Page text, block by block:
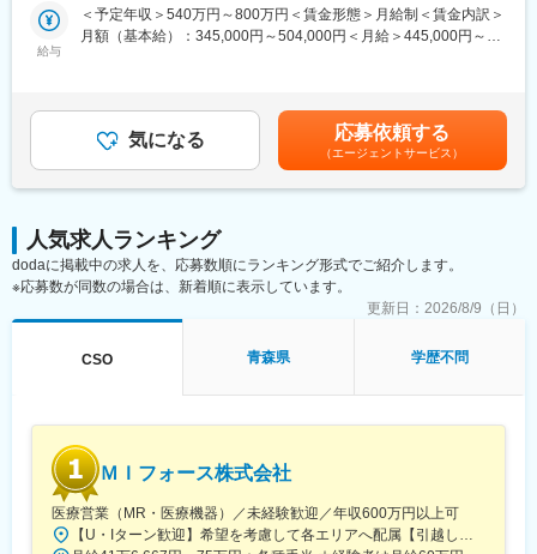
用情報を収集を行っていただきます。
・新薬のプロモーション
※プロジェクトマネージャー、スーパーバイザー(SV)より、日々の
活動についてフォローを受けられる環境です。全国にSVを配置
し、素早くフォローができる体制をとっています。
■キャリアパス：コントラクトMRとしての働き方以外にも、スキ
務、あるいは本社スタッフとしてMR経験を活かした業務に就くな
どのキャリアパスもございます。
■特徴：
・製品研修（約2週間～2ヶ月、プロジェクトによる）：入社オリ
研修を受けていただきます。
けていただき、専門領域を磨いていただいたりビジネスコースに
て「医療経営士」の取得を目指していただくことも可能です。
(2)プロジェクトマネジメント体制：プロジェクトマネージャー、
スーパーバイザーが日々の活動をフォローします。定期的な連絡
や面談のほか、必要に応じて素早くバックアップに入るなど、MR
として結果を出せるように万全のサポート体制を整えています。
給与
＜予定年収＞540万円～800万円＜賃金形態＞月給制＜賃金内訳＞
月額（基本給）：345,000円～504,000円＜月給＞445,000円～
す。※その他の手当は「待遇・福利厚生」欄をご参照ください。昇
給：年1回★頑張りに応じて年収UP★赴任先の評価次第で大幅に
年収をUPできます。（年2回業績給改定）賃金はあくまでも目安
の金額であり、選考を通じて上下する可能性があります。月給(月
気になる 応募依頼する
（エージェントサービス）
人気求人ランキング
dodaに掲載中の求人を、応募数順にランキング形式でご紹介します。
※応募数が同数の場合は、新着順に表示しています。
更新日： 2026/8/9（日）
CSO 青森県 学歴不問
ＭＩフォース株式会社
医療営業（MR・医療機器）／未経験歓迎／年収600万円以上可
【U・Iターン歓迎】希望を考慮して各エリアへ配属【引越し代は会社全額負担】■本社 東京都中央区築地1-13-1 銀座松竹スクエア9F■勤務エリア：（1）北海道：北海道（2）東北：青森・秋田・岩手・山形・宮城・福島（3）関東：東京・神奈川・千葉・埼玉・茨城・栃木・群馬（4）甲信越：新潟・長野・山梨（5）東海：愛知・岐阜・三重・静岡（6）北陸：富山・石川・福井（7）近畿：大阪・京都・滋賀・奈良・和歌山・兵庫（8）中国：岡山・広島・山口・島根・鳥取（9）四国：香川・徳島・高知・愛媛（10）九州：福岡・大分・宮崎・鹿児島・熊本・佐賀・長崎・沖縄※勤務地限定～全国転勤（規定あり）の選択可能※配属エリアは希望を考慮して決定いたします。希望範囲外への転勤はありません。※変更の範囲：会社の定める事業所（リモートワーク含む）